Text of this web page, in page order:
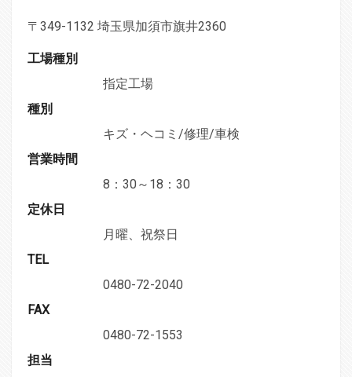
〒349-1132 埼玉県加須市旗井2360
工場種別
指定工場
種別
キズ・ヘコミ/修理/車検
営業時間
8：30～18：30
定休日
月曜、祝祭日
TEL
0480-72-2040
FAX
0480-72-1553
担当